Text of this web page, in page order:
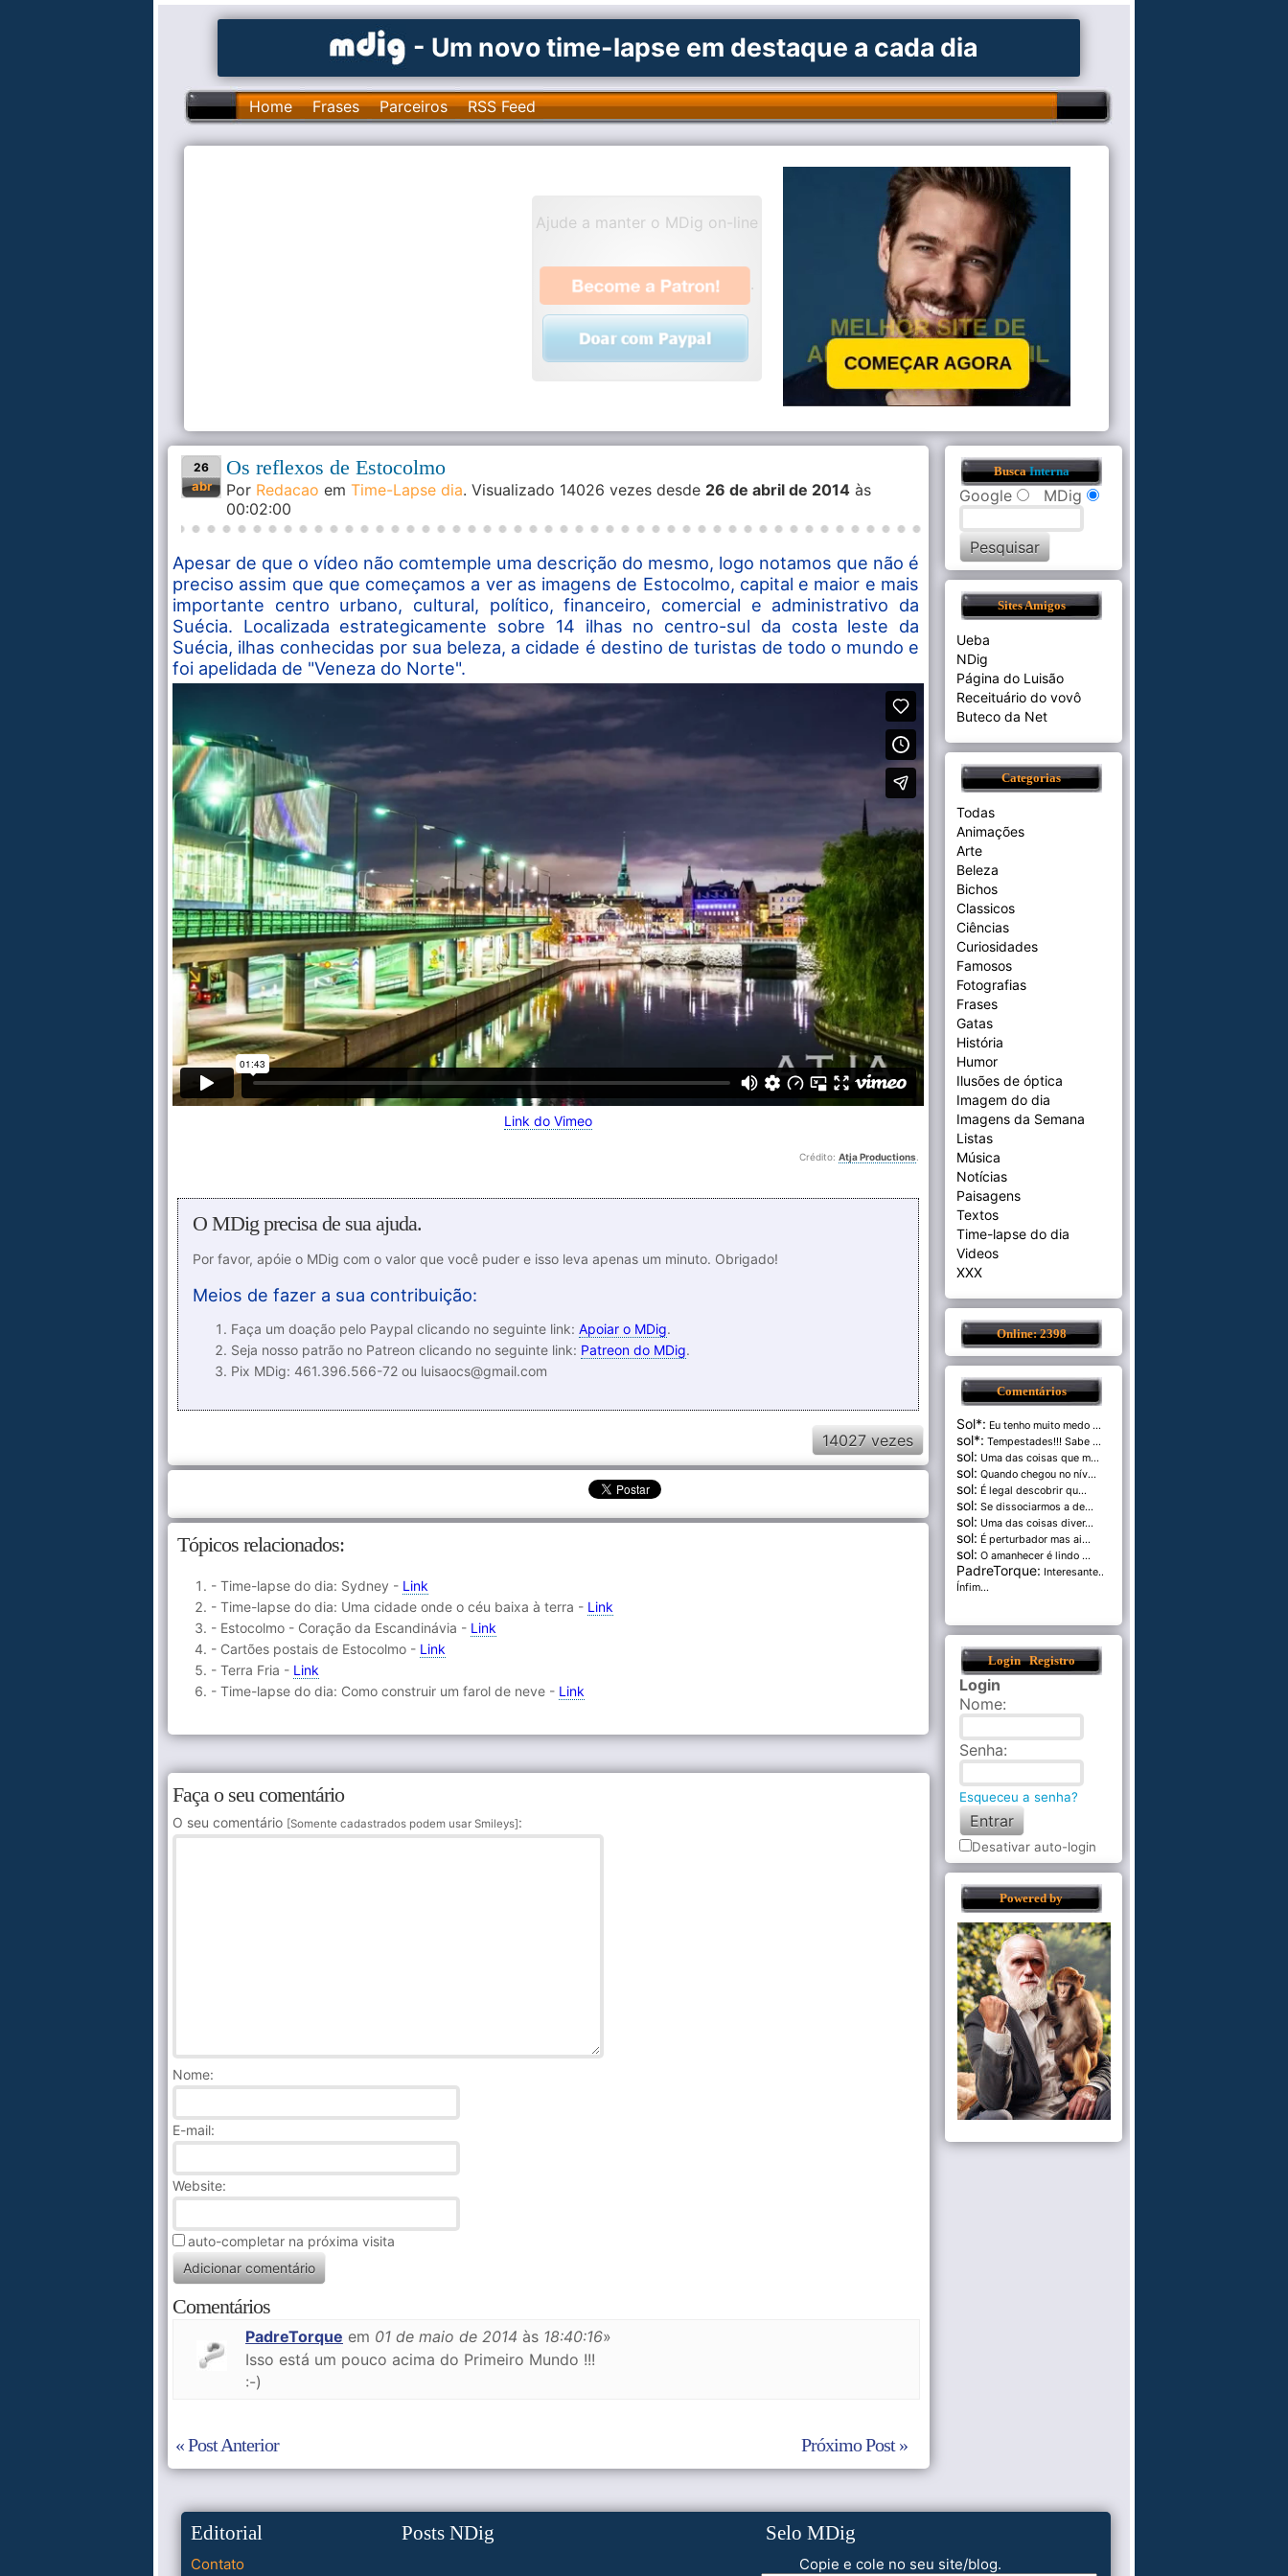
- Um novo time-lapse em destaque a cada dia
Home Frases Parceiros RSS Feed
Ajude a manter o MDig on-line
.
26
abr
Os reflexos de Estocolmo
Por Redacao em Time-Lapse dia. Visualizado 14026 vezes desde 26 de abril de 2014 às
00:02:00
Apesar de que o vídeo não comtemple uma descrição do mesmo, logo notamos que não é
preciso assim que que começamos a ver as imagens de Estocolmo, capital e maior e mais
importante centro urbano, cultural, político, financeiro, comercial e administrativo da
Suécia. Localizada estrategicamente sobre 14 ilhas no centro-sul da costa leste da
Suécia, ilhas conhecidas por sua beleza, a cidade é destino de turistas de todo o mundo e
foi apelidada de "Veneza do Norte".
Link do Vimeo
Crédito: Atja Productions
O MDig precisa de sua ajuda.
Por favor, apóie o MDig com o valor que você puder e isso leva apenas um minuto. Obrigado!
Meios de fazer a sua contribuição:
Faça um doação pelo Paypal clicando no seguinte link: Apoiar o MDig.
Seja nosso patrão no Patreon clicando no seguinte link: Patreon do MDig.
Pix MDig: 461.396.566-72 ou luisaocs@gmail.com
14027 vezes
Tópicos relacionados:
- Time-lapse do dia: Sydney - Link
- Time-lapse do dia: Uma cidade onde o céu baixa à terra - Link
- Estocolmo - Coração da Escandinávia - Link
- Cartões postais de Estocolmo - Link
- Terra Fria - Link
- Time-lapse do dia: Como construir um farol de neve - Link
Faça o seu comentário
O seu comentário [Somente cadastrados podem usar Smileys] :
Nome:
E-mail:
Website:
auto-completar na próxima visita
Comentários
PadreTorque em 01 de maio de 2014 às 18:40:16»
Isso está um pouco acima do Primeiro Mundo !!!
:-)
« Post Anterior Próximo Post »
BuscaInterna
Google MDig
Sites Amigos
Ueba
NDig
Página do Luisão
Receituário do vovô
Buteco da Net
Categorias
Todas
Animações
Arte
Beleza
Bichos
Classicos
Ciências
Curiosidades
Famosos
Fotografias
Frases
Gatas
História
Humor
Ilusões de óptica
Imagem do dia
Imagens da Semana
Listas
Música
Notícias
Paisagens
Textos
Time-lapse do dia
Videos
XXX
Online: 2398
Comentários
Sol*: Eu tenho muito medo ...
sol*: Tempestades!!! Sabe ...
sol: Uma das coisas que m...
sol: Quando chegou no nív...
sol: É legal descobrir qu...
sol: Se dissociarmos a de...
sol: Uma das coisas diver...
sol: É perturbador mas ai...
sol: O amanhecer é lindo ...
PadreTorque: Interesante...
Ínfim...
Login Registro
Login
Nome:
Senha:
Esqueceu a senha?
Desativar auto-login
Powered by
Editorial
Contato
Posts NDig Selo MDig
Copie e cole no seu site/blog.